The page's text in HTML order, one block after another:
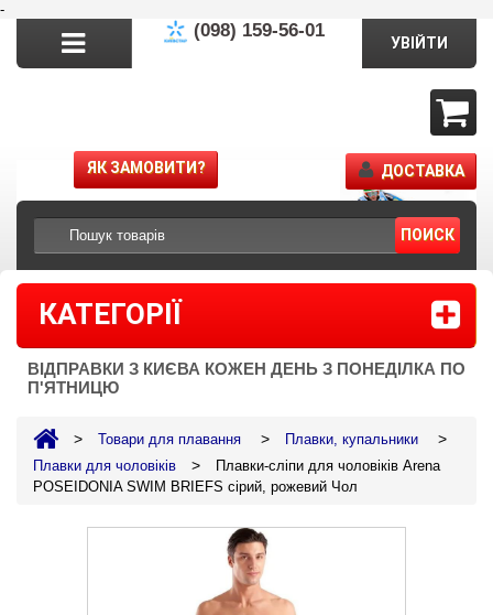
-
(098) 159-56-01
ПОИСК
УВІЙТИ
ЯК ЗАМОВИТИ? ДОСТАВКА
КАТЕГОРІЇ
ВІДПРАВКИ З КИЄВА КОЖЕН ДЕНЬ З ПОНЕДІЛКА ПО
П'ЯТНИЦЮ
> Товари для плавання > Плавки, купальники >
Плавки для чоловіків >
Плавки-сліпи для чоловіків Arena
POSEIDONIA SWIM BRIEFS сірий, рожевий Чол